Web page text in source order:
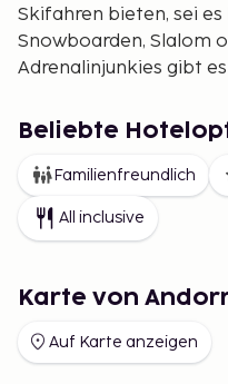
Skifahren bieten, sei
Snowboarden, Slalom
Adrenalinjunkies gibt
Restaurants zur
mit erfahrenen
ein guter Skifahrer zu
gibt es auch ein
namens Vallnord.
vieles mehr zur
Sommersaison
Beliebte
Familienfreundlich
All inclusive
Karte von
Auf Karte anzeigen